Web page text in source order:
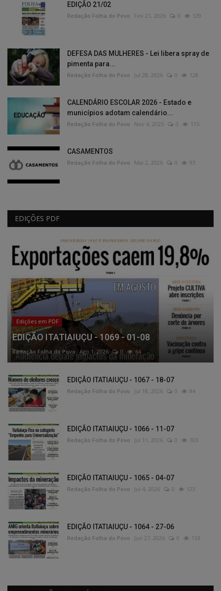
EDIÇÃO 21/02
Redação Folha do Povo Fev 21, 2026 0 129
DEFESA DAS MULHERES - Lei libera spray de
pimenta para...
Redação Folha do Povo Jul 28, 2026 0 128
CALENDÁRIO ESCOLAR 2026 - Estado e
municípios adotam calendário...
Redação Folha do Povo Nov 4, 2025 0 115
CASAMENTOS
Redação Folha do Povo Mai 2, 2026 0 93
EDIÇÕES PDF
Edições em PDF
EDIÇÃO ITATIAIUÇU - 1069 - 01-08
Redação Folha do Povo Ago 1, 2026 0 64
EDIÇÃO ITATIAIUÇU - 1067 - 18-07
Redação Folha do Povo Jul 18, 2026 0 84
EDIÇÃO ITATIAIUÇU - 1066 - 11-07
Redação Folha do Povo Jul 11, 2026 0 103
EDIÇÃO ITATIAIUÇU - 1065 - 04-07
Redação Folha do Povo Jul 4, 2026 0 123
EDIÇÃO ITATIAIUÇU - 1064 - 27-06
Redação Folha do Povo Jun 27, 2026 0 153